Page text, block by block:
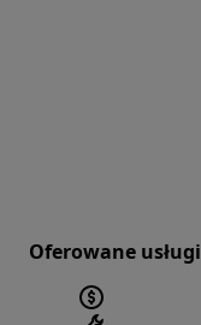
Oferowane usługi